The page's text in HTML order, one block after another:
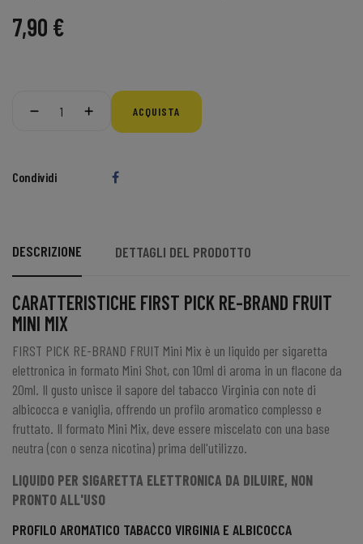
7,90 €
ACQUISTA
Condividi
DESCRIZIONE DETTAGLI DEL PRODOTTO
CARATTERISTICHE FIRST PICK RE-BRAND FRUIT
MINI MIX
FIRST PICK RE-BRAND FRUIT Mini Mix è un liquido per sigaretta
elettronica in formato Mini Shot, con 10ml di aroma in un flacone da
20ml. Il gusto unisce il sapore del tabacco Virginia con note di
albicocca e vaniglia, offrendo un profilo aromatico complesso e
fruttato. Il formato Mini Mix, deve essere miscelato con una base
neutra (con o senza nicotina) prima dell'utilizzo.
LIQUIDO PER SIGARETTA ELETTRONICA DA DILUIRE, NON
PRONTO ALL'USO
PROFILO AROMATICO TABACCO VIRGINIA E ALBICOCCA